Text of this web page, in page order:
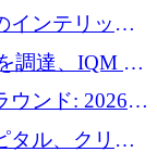
インテリック
ウェアファ
調達、IQM が
子企業とな
資金調達
ウンド: 2026
資金調達
タル、クリメ